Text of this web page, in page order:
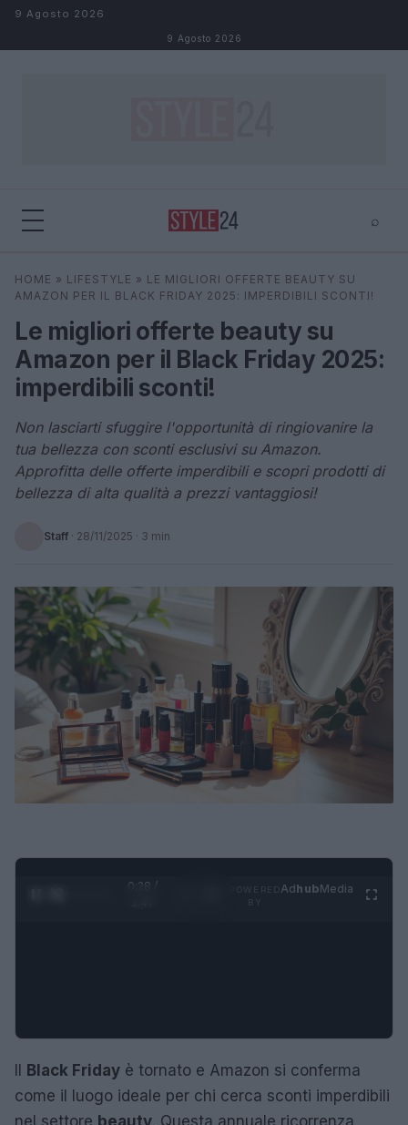
Salta al contenuto
9 Agosto 2026
9 Agosto 2026
⌕
Cerca ⌕
HOME » LIFESTYLE » LE MIGLIORI OFFERTE BEAUTY SU
AMAZON PER IL BLACK FRIDAY 2025: IMPERDIBILI SCONTI!
Le migliori offerte beauty su
Amazon per il Black Friday 2025:
imperdibili sconti!
Non lasciarti sfuggire l'opportunità di ringiovanire la
tua bellezza con sconti esclusivi su Amazon.
Approfitta delle offerte imperdibili e scopri prodotti di
bellezza di alta qualità a prezzi vantaggiosi!
Staff · 28/11/2025 · 3 min
0:29 /
AdhubMedia
Il Black Friday è tornato e Amazon si conferma
come il luogo ideale per chi cerca sconti imperdibili
nel settore beauty. Questa annuale ricorrenza